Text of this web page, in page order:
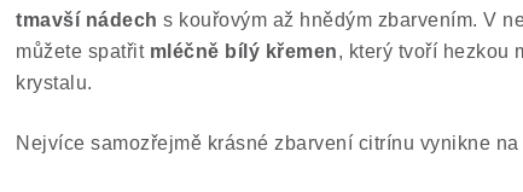
tmavší nádech s kouřovým až hnědým zbarvením. V
můžete spatřit mléčně bílý křemen, který tvoří hezkou
krystalu.
Nejvíce samozřejmě krásné zbarvení citrínu vynikne